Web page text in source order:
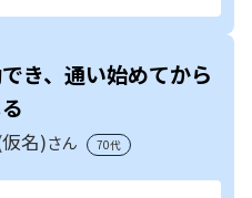
き、通い始めてから
名)さん 70代